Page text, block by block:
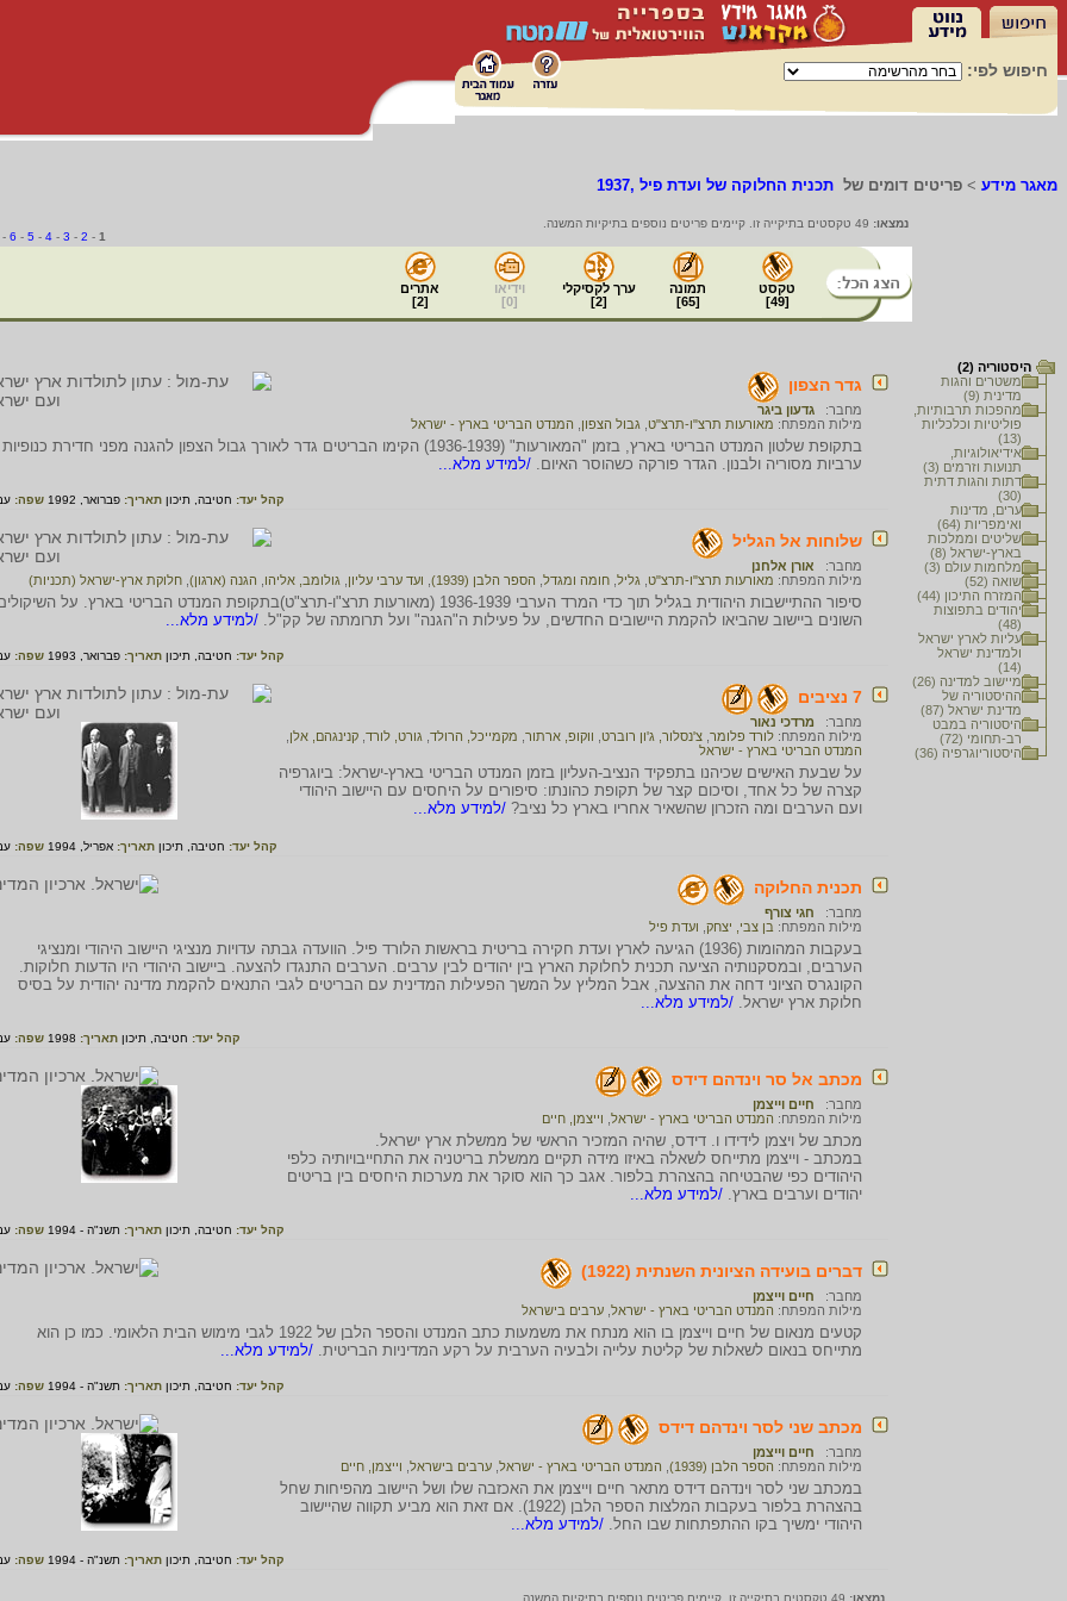
חיפוש לפי:
מאגר מידע > פריטים דומים של תכנית החלוקה של ועדת פיל ,1937
נמצאו:
1
-
2
-
3
-
4
-
5
-
6
-
טקסט
[
49
]
תמונה
[
65
]
ערך לקסיקלי
[
2
]
וידיאו
[
0
]
אתרים
[
2
]
היסטוריה (2)
משטרים והגות
מדינית (9)
מהפכות תרבותיות,
פוליטיות וכלכליות
(13)
אידיאולוגיות,
תנועות וזרמים (3)
דתות והגות דתית
(30)
ערים, מדינות
ואימפריות (64)
שליטים וממלכות
בארץ-ישראל (8)
מלחמות עולם (3)
שואה (52)
המזרח התיכון (44)
יהודים בתפוצות
(48)
עליות לארץ ישראל
ולמדינת ישראל
(14)
מיישוב למדינה (26)
ההיסטוריה של
מדינת ישראל (87)
היסטוריה במבט
רב-תחומי (72)
היסטוריוגרפיה (36)
גדר הצפון
מחבר:
גדעון ביגר
מילות המפתח: מאורעות תרצ"ו-תרצ"ט גבול הצפון המנדט הבריטי בארץ - ישראל
בתקופת שלטון המנדט הבריטי בארץ, בזמן "המאורעות" (1936-1939) הקימו הבריטים גדר לאורך גבול הצפון להגנה מפני חדירת כנופיות
ערביות מסוריה ולבנון. הגדר פורקה כשהוסר האיום. /למידע מלא...
קהל יעד: חטיבה, תיכון תאריך: פברואר, 1992 שפה:
שלוחות אל הגליל
מחבר:
אורן אלחנן
מילות המפתח: מאורעות תרצ"ו-תרצ"ט גליל חומה ומגדל הספר הלבן (1939) ועד ערבי עליון גולומב, אליהו הגנה (ארגון) חלוקת ארץ-ישראל (תכניות)
סיפור ההתיישבות היהודית בגליל תוך כדי המרד הערבי 1936-1939 (מאורעות תרצ"ו-תרצ"ט)בתקופת המנדט הבריטי בארץ. על
השונים ביישוב שהביאו להקמת היישובים החדשים, על פעילות ה"הגנה" ועל תרומתה של קק"ל. /למידע מלא...
קהל יעד: חטיבה, תיכון תאריך: פברואר, 1993 שפה:
7 נציבים
מחבר:
מרדכי נאור
מילות המפתח: לורד פלומר צ'נסלור, ג'ון רוברט ווקופ, ארתור מקמייכל, הרולד גורט, לורד קנינגהם, אלן
המנדט הבריטי בארץ - ישראל
על שבעת האישים שכיהנו בתפקיד הנציב-העליון בזמן המנדט הבריטי בארץ-ישראל: ביוגרפיה
קצרה של כל אחד, וסיכום קצר של תקופת כהונתו: סיפורים על היחסים עם היישוב היהודי
ועם הערבים ומה הזכרון שהשאיר אחריו בארץ כל נציב? /למידע מלא...
קהל יעד: חטיבה, תיכון תאריך: אפריל, 1994 שפה:
תכנית החלוקה
מחבר:
חגי צורף
מילות המפתח: בן צבי, יצחק ועדת פיל
בעקבות המהומות (1936) הגיעה לארץ ועדת חקירה בריטית בראשות הלורד פיל. הוועדה גבתה עדויות מנציגי היישוב היהודי ומנציגי
הערבים, ובמסקנותיה הציעה תכנית לחלוקת הארץ בין יהודים לבין ערבים. הערבים התנגדו להצעה. ביישוב היהודי היו הדעות חלוקות.
הקונגרס הציוני דחה את ההצעה, אבל המליץ על המשך הפעילות המדינית עם הבריטים לגבי התנאים להקמת מדינה יהודית על בסיס
חלוקת ארץ ישראל. /למידע מלא...
קהל יעד: חטיבה, תיכון תאריך: 1998 שפה:
מכתב אל סר וינדהם דידס
מחבר:
חיים וייצמן
מילות המפתח: המנדט הבריטי בארץ - ישראל וייצמן, חיים
מכתב של ויצמן לידידו ו. דידס, שהיה המזכיר הראשי של ממשלת ארץ ישראל.
במכתב - וייצמן מתייחס לשאלה באיזו מידה תקיים ממשלת בריטניה את התחייבויותיה כלפי
היהודים כפי שהבטיחה בהצהרת בלפור. אגב כך הוא סוקר את מערכות היחסים בין בריטים
יהודים וערבים בארץ. /למידע מלא...
קהל יעד: חטיבה, תיכון תאריך: תשנ"ה - 1994 שפה:
דברים בועידה הציונית השנתית (1922)
מחבר:
חיים וייצמן
מילות המפתח: המנדט הבריטי בארץ - ישראל ערבים בישראל
קטעים מנאום של חיים וייצמן בו הוא מנתח את משמעות כתב המנדט והספר הלבן של 1922 לגבי מימוש הבית הלאומי. כמו כן הוא
מתייחס בנאום לשאלות של קליטת עלייה ולבעיה הערבית על רקע המדיניות הבריטית. /למידע מלא...
קהל יעד: חטיבה, תיכון תאריך: תשנ"ה - 1994 שפה:
מכתב שני לסר וינדהם דידס
מחבר:
חיים וייצמן
מילות המפתח: הספר הלבן (1939) המנדט הבריטי בארץ - ישראל ערבים בישראל וייצמן, חיים
במכתב שני לסר וינדהם דידס מתאר חיים וייצמן את האכזבה שלו ושל היישוב מהפיחות שחל
בהצהרת בלפור בעקבות המלצות הספר הלבן (1922). אם זאת הוא מביע תקווה שהיישוב
היהודי ימשיך בקו ההתפתחות שבו החל. /למידע מלא...
קהל יעד: חטיבה, תיכון תאריך: תשנ"ה - 1994 שפה:
נמצאו: